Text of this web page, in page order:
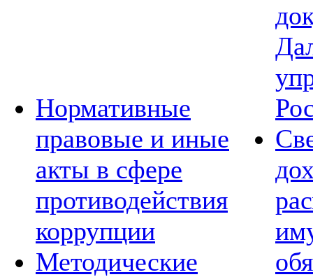
Нормативные
правовые и иные
акты в сфере
противодействия
коррупции
Методические